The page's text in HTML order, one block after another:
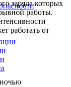
заряда которых
работы.
работать от